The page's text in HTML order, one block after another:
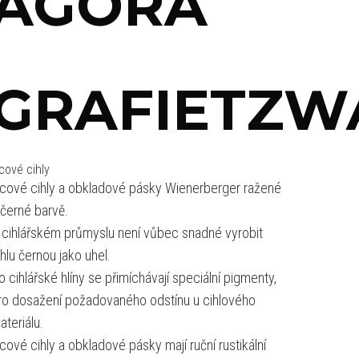
cihly
cihly a obkladové pásky Wienerberger ražené
barvě.
průmyslu není vůbec snadné vyrobit
černou jako uhel.
cihlářské hlíny se přimíchávají speciální pigmenty,
dosažení požadovaného odstínu u cihlového
cihly a obkladové pásky mají ruční rustikální